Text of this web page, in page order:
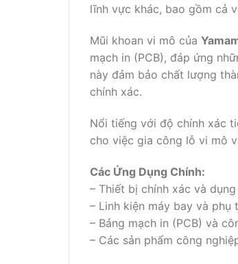
lĩnh vực khác, bao gồm cả
Mũi khoan vi mô của
mạch in (PCB), đáp ứng
này đảm bảo chất lượng
chính xác.
Nổi tiếng với độ chính xác
cho việc gia công lỗ vi mô
Các Ứng Dụng Chính:
– Thiết bị chính xác và
– Linh kiện máy bay và phụ
– Bảng mạch in (PCB) và
– Các sản phẩm công